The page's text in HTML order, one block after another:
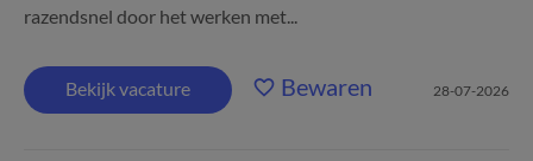
razendsnel door het werken met...
Bekijk vacature Bewaren 28-07-2026